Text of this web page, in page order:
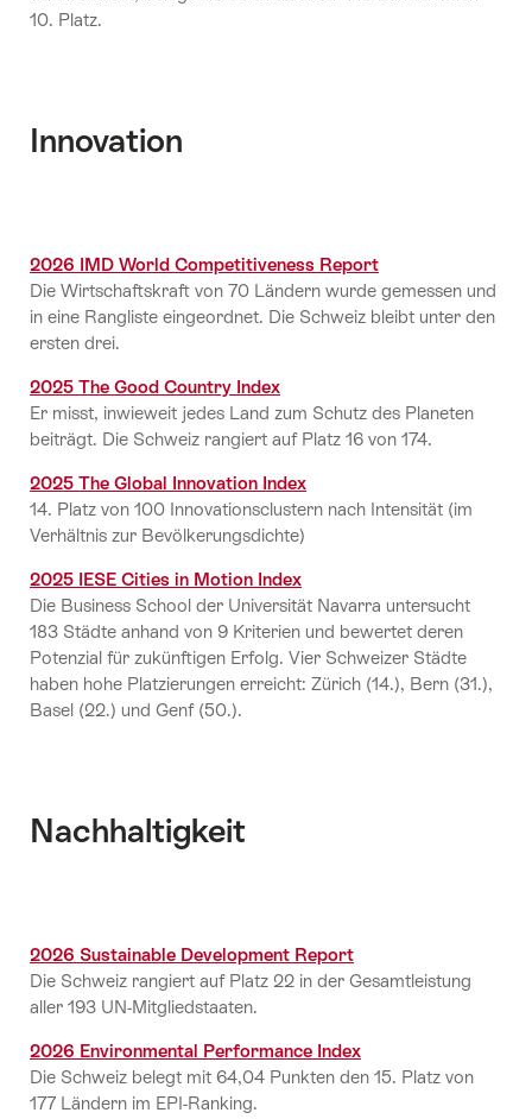
10. Platz.
Innovation
2026 IMD World Competitiveness Report
Die Wirtschaftskraft von 70 Ländern wurde gemessen und
in eine Rangliste eingeordnet. Die Schweiz bleibt unter den
ersten drei.
2025 The Good Country Index
Er misst, inwieweit jedes Land zum Schutz des Planeten
beiträgt. Die Schweiz rangiert auf Platz 16 von 174.
2025 The Global Innovation Index
14. Platz von 100 Innovationsclustern nach Intensität (im
Verhältnis zur Bevölkerungsdichte)
2025 IESE Cities in Motion Index
Die Business School der Universität Navarra untersucht
183 Städte anhand von 9 Kriterien und bewertet deren
Potenzial für zukünftigen Erfolg. Vier Schweizer Städte
haben hohe Platzierungen erreicht: Zürich (14.), Bern (31.),
Basel (22.) und Genf (50.).
Nachhaltigkeit
2026 Sustainable Development Report
Die Schweiz rangiert auf Platz 22 in der Gesamtleistung
aller 193 UN-Mitgliedstaaten.
2026 Environmental Performance Index
Die Schweiz belegt mit 64,04 Punkten den 15. Platz von
177 Ländern im EPI-Ranking.